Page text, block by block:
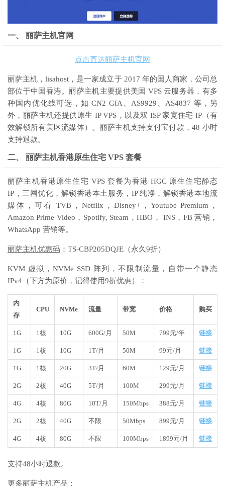
一、 丽萨主机官网
点击直达丽萨主机官网
丽萨主机，lisahost，是一家成立于 2017 年的国人商家，公司总
部位于中国香港。丽萨主机主要提供美国 VPS 云服务器，有多
种国内优化线可选，如 CN2 GIA、AS9929、AS4837 等，另
外，丽萨主机还提供原生 IP VPS，以及双 ISP 家宽住宅 IP（有
效解锁所有美区流媒体）。丽萨主机支持支付宝付款，48 小时
支持退款。
二、 丽萨主机香港原生住宅 VPS 套餐
丽萨主机香港原生住宅 VPS 套餐为香港 HGC 原生住宅静态
IP，三网优化，解锁香港本土服务，IP 纯净，解锁香港本地流
媒体，可看 TVB，Netflix，Disney+，Youtube Premium，
Amazon Prime Video，Spotify, Steam，HBO， INS，FB 营销，
WhatsApp 营销等。
丽萨主机优惠码 ：TS-CBP205DQJE（永久9折）
KVM 虚拟，NVMe SSD 阵列，不限制流量，自带一个静态
IPv4（下方为原价，记得使用9折优惠）：
内
存
CPU NVMe 流量 带宽 价格 购买
1G 1核 10G 600G/月 50M 799元/年 链接
1G 1核 10G 1T/月 50M 99元/月 链接
1G 1核 20G 3T/月 60M 129元/月 链接
2G 2核 40G 5T/月 100M 299元/月 链接
4G 4核 80G 10T/月 150Mbps 388元/月 链接
2G 2核 40G 不限 50Mbps 899元/月 链接
4G 4核 80G 不限 100Mbps 1899元/月 链接
支持48小时退款。
更多丽萨主机产品：